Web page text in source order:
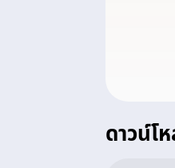
ดาวน์โ